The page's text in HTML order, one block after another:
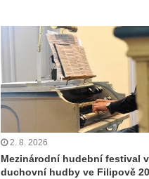
2. 8. 2026
Mezinárodní hudební festival
duchovní hudby ve Filipově